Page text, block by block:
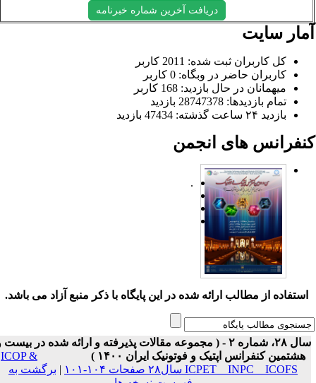
دریافت آخرین شماره خبرنامه
سایت
کل کاربران ثبت شده: 2011 کاربر
کاربران حاضر در وبگاه: 0 کاربر
میهمانان در حال بازدید: 168 کاربر
تمام بازدید‌ها: 28747378 بازدید
بازدید ۲۴ ساعت گذشته: 47434 بازدید
های انجمن
.
استفاده از مطالب ارائه شده در این پایگاه با ذکر منبع آزاد می باشد.
سال ۲۸، شماره ۲ - ( مجموعه مقالات پذیرفته و ارائه شده در بیست و
هشتمین کنفرانس اپتیک و فوتونیک ایران ۱۴۰۰ )
ICOP &
ICPET _ INPC _ ICOFS سال۲۸ صفحات ۱۰۴-۱۰۱
| برگشت به